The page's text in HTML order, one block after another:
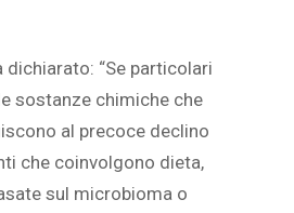
“Se particolari
sostanze chimiche che
al precoce declino
che coinvolgono dieta,
sul microbioma o